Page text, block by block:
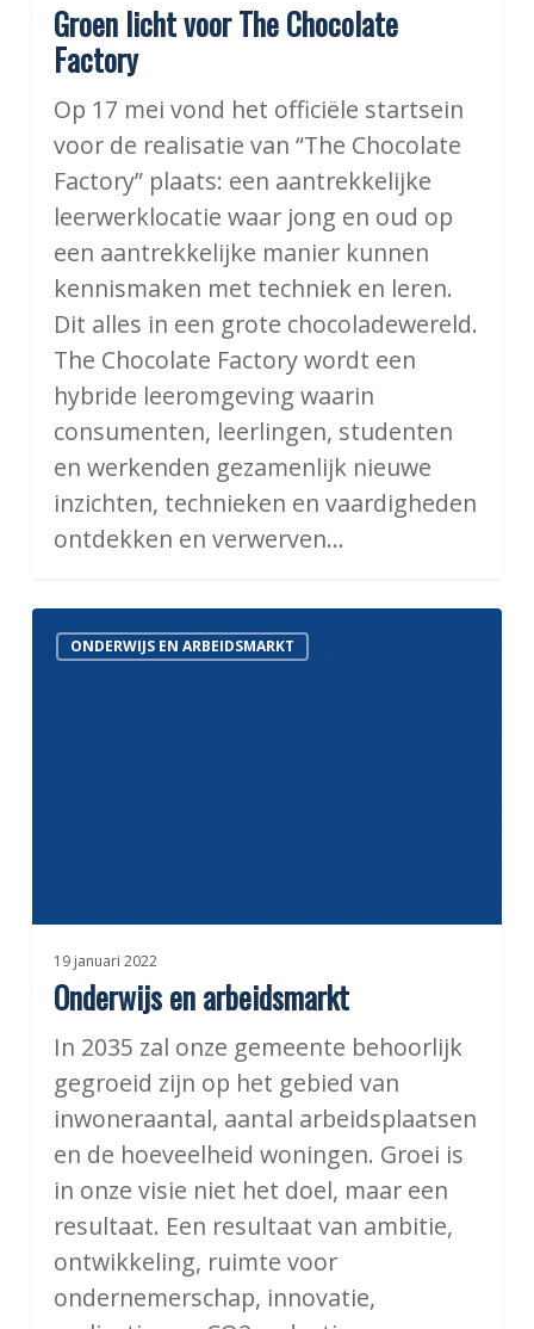
Groen licht voor The Chocolate
Factory
Op 17 mei vond het officiële startsein
voor de realisatie van “The Chocolate
Factory” plaats: een aantrekkelijke
leerwerklocatie waar jong en oud op
een aantrekkelijke manier kunnen
kennismaken met techniek en leren.
Dit alles in een grote chocoladewereld.
The Chocolate Factory wordt een
hybride leeromgeving waarin
consumenten, leerlingen, studenten
en werkenden gezamenlijk nieuwe
inzichten, technieken en vaardigheden
ontdekken en verwerven…
Onderwijs
en
ONDERWIJS EN ARBEIDSMARKT
19 januari 2022
Onderwijs en arbeidsmarkt
In 2035 zal onze gemeente behoorlijk
gegroeid zijn op het gebied van
inwoneraantal, aantal arbeidsplaatsen
en de hoeveelheid woningen. Groei is
in onze visie niet het doel, maar een
resultaat. Een resultaat van ambitie,
ontwikkeling, ruimte voor
ondernemerschap, innovatie,